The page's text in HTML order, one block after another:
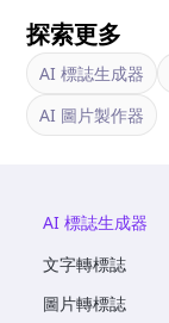
探索更多
AI 標誌生成器
AI 圖片製作器
AI 標誌生成器
文字轉標誌
圖片轉標誌